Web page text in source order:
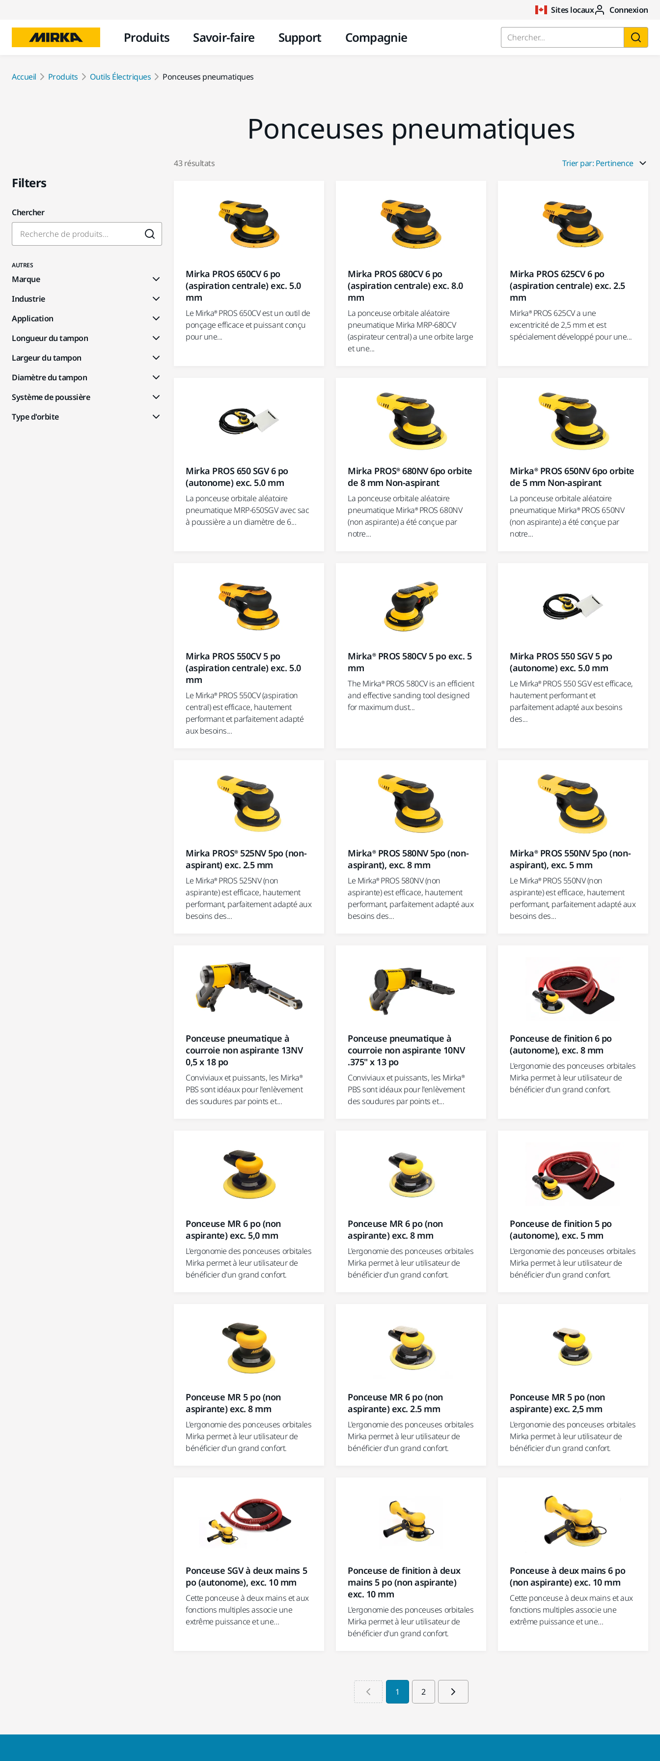
Sites locaux Connexion
Produits Savoir-faire Support Compagnie Chercher...
Accueil Produits Outils Électriques Ponceuses pneumatiques
Ponceuses pneumatiques
43 résultats Trier par: Pertinence
Filters
Chercher
AUTRES
Marque
Industrie
Application
Longueur du tampon
Largeur du tampon
Diamètre du tampon
Système de poussière
Type d'orbite
Mirka PROS 650CV 6 po
(aspiration centrale) exc. 5.0
mm
Le Mirka® PROS 650CV est un outil de
ponçage efficace et puissant conçu
pour une...
Mirka PROS 680CV 6 po
(aspiration centrale) exc. 8.0
mm
La ponceuse orbitale aléatoire
pneumatique Mirka MRP-680CV
(aspirateur central) a une orbite large
et une...
Mirka PROS 625CV 6 po
(aspiration centrale) exc. 2.5
mm
Mirka® PROS 625CV a une
excentricité de 2,5 mm et est
spécialement développé pour une...
Mirka PROS 650 SGV 6 po
(autonome) exc. 5.0 mm
La ponceuse orbitale aléatoire
pneumatique MRP-650SGV avec sac
à poussière a un diamètre de 6...
Mirka PROS® 680NV 6po orbite
de 8 mm Non-aspirant
La ponceuse orbitale aléatoire
pneumatique Mirka® PROS 680NV
(non aspirante) a été conçue par
notre...
Mirka® PROS 650NV 6po orbite
de 5 mm Non-aspirant
La ponceuse orbitale aléatoire
pneumatique Mirka® PROS 650NV
(non aspirante) a été conçue par
notre...
Mirka PROS 550CV 5 po
(aspiration centrale) exc. 5.0
mm
Le Mirka® PROS 550CV (aspiration
central) est efficace, hautement
performant et parfaitement adapté
aux besoins...
Mirka® PROS 580CV 5 po exc. 5
mm
The Mirka® PROS 580CV is an efficient
and effective sanding tool designed
for maximum dust...
Mirka PROS 550 SGV 5 po
(autonome) exc. 5.0 mm
Le Mirka® PROS 550 SGV est efficace,
hautement performant et
parfaitement adapté aux besoins
des...
Mirka PROS® 525NV 5po (non-
aspirant) exc. 2.5 mm
Le Mirka® PROS 525NV (non
aspirante) est efficace, hautement
performant, parfaitement adapté aux
besoins des...
Mirka® PROS 580NV 5po (non-
aspirant), exc. 8 mm
Le Mirka® PROS 580NV (non
aspirante) est efficace, hautement
performant, parfaitement adapté aux
besoins des...
Mirka® PROS 550NV 5po (non-
aspirant), exc. 5 mm
Le Mirka® PROS 550NV (non
aspirante) est efficace, hautement
performant, parfaitement adapté aux
besoins des...
Ponceuse pneumatique à
courroie non aspirante 13NV
0,5 x 18 po
Conviviaux et puissants, les Mirka®
PBS sont idéaux pour l'enlèvement
des soudures par points et...
Ponceuse pneumatique à
courroie non aspirante 10NV
.375" x 13 po
Conviviaux et puissants, les Mirka®
PBS sont idéaux pour l'enlèvement
des soudures par points et...
Ponceuse de finition 6 po
(autonome), exc. 8 mm
L'ergonomie des ponceuses orbitales
Mirka permet à leur utilisateur de
bénéficier d'un grand confort.
Ponceuse MR 6 po (non
aspirante) exc. 5,0 mm
L'ergonomie des ponceuses orbitales
Mirka permet à leur utilisateur de
bénéficier d'un grand confort.
Ponceuse MR 6 po (non
aspirante) exc. 8 mm
L'ergonomie des ponceuses orbitales
Mirka permet à leur utilisateur de
bénéficier d'un grand confort.
Ponceuse de finition 5 po
(autonome), exc. 5 mm
L'ergonomie des ponceuses orbitales
Mirka permet à leur utilisateur de
bénéficier d'un grand confort.
Ponceuse MR 5 po (non
aspirante) exc. 8 mm
L'ergonomie des ponceuses orbitales
Mirka permet à leur utilisateur de
bénéficier d'un grand confort.
Ponceuse MR 6 po (non
aspirante) exc. 2.5 mm
L'ergonomie des ponceuses orbitales
Mirka permet à leur utilisateur de
bénéficier d'un grand confort.
Ponceuse MR 5 po (non
aspirante) exc. 2,5 mm
L'ergonomie des ponceuses orbitales
Mirka permet à leur utilisateur de
bénéficier d'un grand confort.
Ponceuse SGV à deux mains 5
po (autonome), exc. 10 mm
Cette ponceuse à deux mains et aux
fonctions multiples associe une
extrême puissance et une...
Ponceuse de finition à deux
mains 5 po (non aspirante)
exc. 10 mm
L'ergonomie des ponceuses orbitales
Mirka permet à leur utilisateur de
bénéficier d'un grand confort.
Ponceuse à deux mains 6 po
(non aspirante) exc. 10 mm
Cette ponceuse à deux mains et aux
fonctions multiples associe une
extrême puissance et une...
1 2